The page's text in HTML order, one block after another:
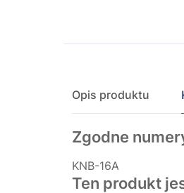
Opis produktu
Zgodne
KNB-16A
Ten produkt